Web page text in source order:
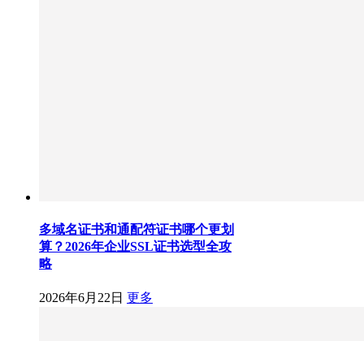
多域名证书和通配符证书哪个更划
算？2026年企业SSL证书选型全攻
略
2026年6月22日 更多